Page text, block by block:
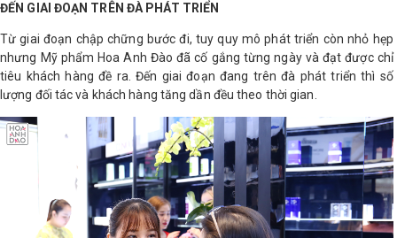
ĐẾN GIAI ĐOẠN TRÊN ĐÀ PHÁT TRIỂN
Từ giai đoạn chập chững bước đi, tuy quy mô phát triển còn nhỏ hẹp
nhưng Mỹ phẩm Hoa Anh Đào đã cố gắng từng ngày và đạt được chỉ
tiêu khách hàng đề ra. Đến giai đoạn đang trên đà phát triển thì số
lượng đối tác và khách hàng tăng dần đều theo thời gian.